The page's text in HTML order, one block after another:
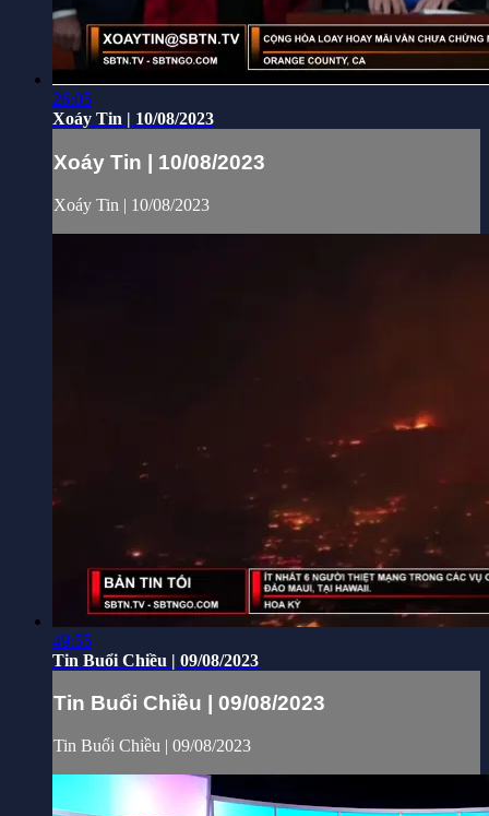
26:05
Xoáy Tin | 10/08/2023
Xoáy Tin | 10/08/2023
Xoáy Tin | 10/08/2023
49:55
Tin Buổi Chiều | 09/08/2023
Tin Buổi Chiều | 09/08/2023
Tin Buổi Chiều | 09/08/2023